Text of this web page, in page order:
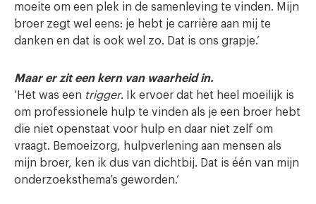
moeite om een plek in de samenleving te vinden. Mijn
broer zegt wel eens: je hebt je carrière aan mij te
danken en dat is ook wel zo. Dat is ons grapje.’
Maar er zit een kern van waarheid in.
‘Het was een trigger. Ik ervoer dat het heel moeilijk is
om professionele hulp te vinden als je een broer hebt
die niet openstaat voor hulp en daar niet zelf om
vraagt. Bemoeizorg, hulpverlening aan mensen als
mijn broer, ken ik dus van dichtbij. Dat is één van mijn
onderzoeksthema’s geworden.’